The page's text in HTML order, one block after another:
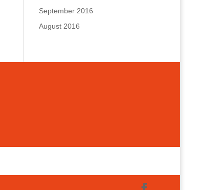
September 2016
August 2016